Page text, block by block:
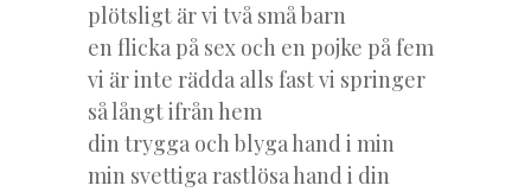
plötsligt är vi två små barn
en flicka på sex och en pojke på fem
vi är inte rädda alls fast vi springer
så långt ifrån hem
din trygga och blyga hand i min
min svettiga rastlösa hand i din